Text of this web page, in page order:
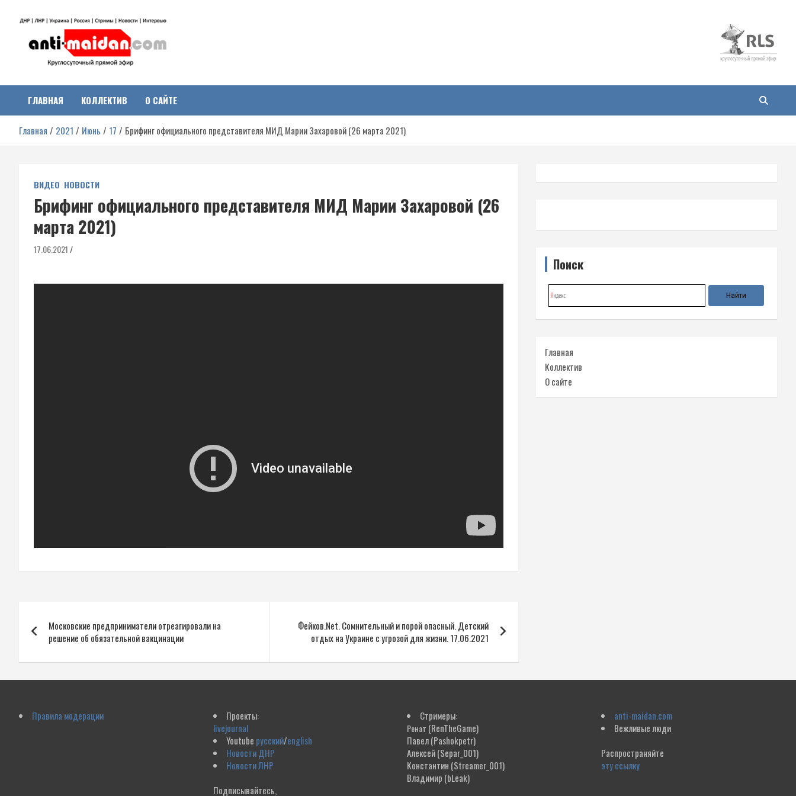
Антимайдан:
Гражданская война на
Украине
о гражданской войне на Украине, включая события в Новороссии,
ДНР, ЛНР и других регионах.
ГЛАВНАЯ КОЛЛЕКТИВ О САЙТЕ
Главная 2021 Июнь 17 Брифинг официального представителя МИД Марии Захаровой (26 марта 2021)
ВИДЕО НОВОСТИ
Брифинг официального представителя МИД Марии Захаровой (26
марта 2021)
17.06.2021
по
записям
Московские предприниматели отреагировали на
решение об обязательной вакцинации
Фейков.Net. Сомнительный и порой опасный. Детский
отдых на Украине с угрозой для жизни. 17.06.2021
Поиск
Главная
Коллектив
О сайте
Правила модерации
Проекты:
livejournal
Youtube русский/english
Новости ДНР
Новости ЛНР
Подписывайтесь,
Стримеры:
Ренат (RenTheGame)
Павел(Pashokpetr)
Алексей(Separ_001)
Константин (Streamer_001)
Владимир (bLeak)
anti-maidan.com
Вежливые люди
Распространяйте
эту ссылку